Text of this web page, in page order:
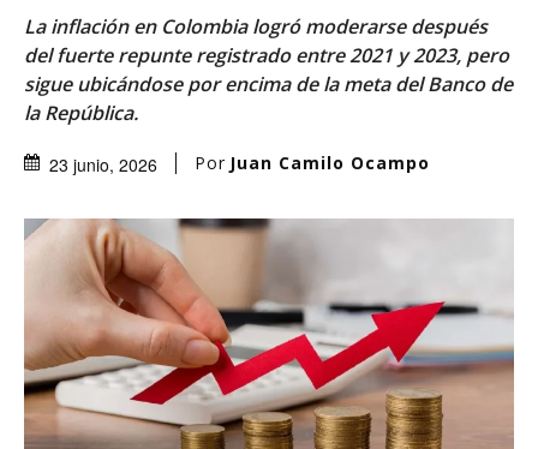
La inflación en Colombia logró moderarse después
del fuerte repunte registrado entre 2021 y 2023, pero
sigue ubicándose por encima de la meta del Banco de
la República.
23 junio, 2026 Por Juan Camilo Ocampo